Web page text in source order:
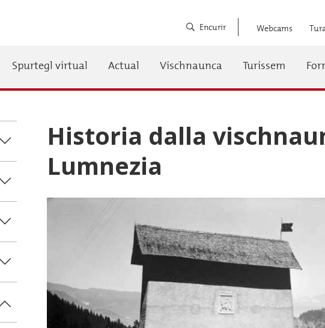
Encurir Webcams
Hauptnavigation
Spurtegl virtual Actual Vischnaunca Turissem
Historia dalla
Lumnezia